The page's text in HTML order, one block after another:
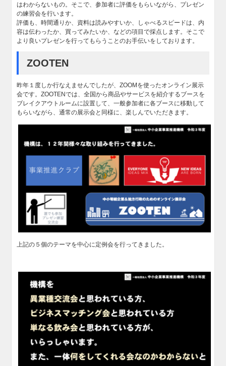
はわからないもの。そこで、参加者に評価をもらいながら、プレゼン
の練習会を行います。
評価も、時間通りか、資料は読みやすいか、しゃべるスピードは、内
容は伝わったか、買ってみたいか、などの項目で採点します。そこで
より良いプレゼンを行ってもらうことのお手伝いをしております。
ZOOTEN
昨年１度しか行なえませんでしたが、ZOOMを使ったオンライン展示
会です。ZOOTENでは、全国から商品やサービスを紹介するブースを
ブレイクアウトルームに設置して、一般参加者に各ブースに移動して
もらいながら、通常の展示会と同様に、楽しんでいただきます。
上記の５個のテーマを中心に定例会を行ってきました。